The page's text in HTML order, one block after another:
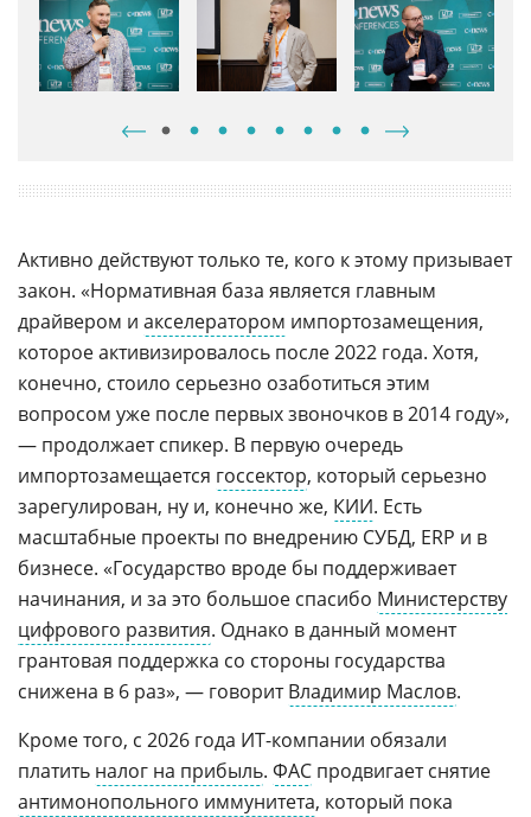
западным ПО, когда не находят приемлемого отечественного
Активно действуют только те, кого к этому призывает
закон. «Нормативная база является главным
драйвером и акселератором импортозамещения,
которое активизировалось после 2022 года. Хотя,
конечно, стоило серьезно озаботиться этим
вопросом уже после первых звоночков в 2014 году»,
— продолжает спикер. В первую очередь
импортозамещается госсектор, который серьезно
зарегулирован, ну и, конечно же, КИИ. Есть
масштабные проекты по внедрению СУБД, ERP и в
бизнесе. «Государство вроде бы поддерживает
начинания, и за это большое спасибо Министерству
цифрового развития. Однако в данный момент
грантовая поддержка со стороны государства
снижена в 6 раз», — говоритВладимир Маслов.
Кроме того, с 2026 года ИТ-компании обязали
платить налог на прибыль. ФАС продвигает снятие
антимонопольного иммунитета, который пока